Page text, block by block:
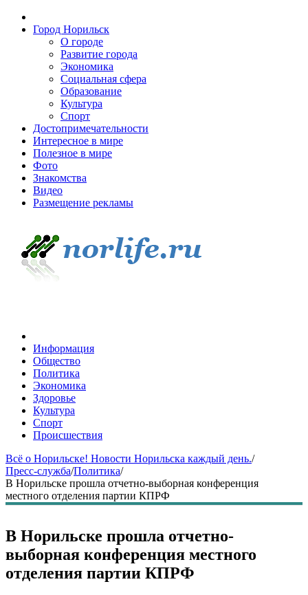
Город Норильск
О городе
Развитие города
Экономика
Социальная сфера
Образование
Культура
Спорт
Достопримечательности
Интересное в мире
Полезное в мире
Фото
Знакомства
Видео
Размещение рекламы
Информация
Общество
Политика
Экономика
Здоровье
Культура
Спорт
Происшествия
Всё о Норильске! Новости Норильска каждый день./
Пресс-служба/Политика/
В Норильске прошла отчетно-выборная конференция
местного отделения партии КПРФ
В Норильске прошла отчетно-
выборная конференция местного
отделения партии КПРФ